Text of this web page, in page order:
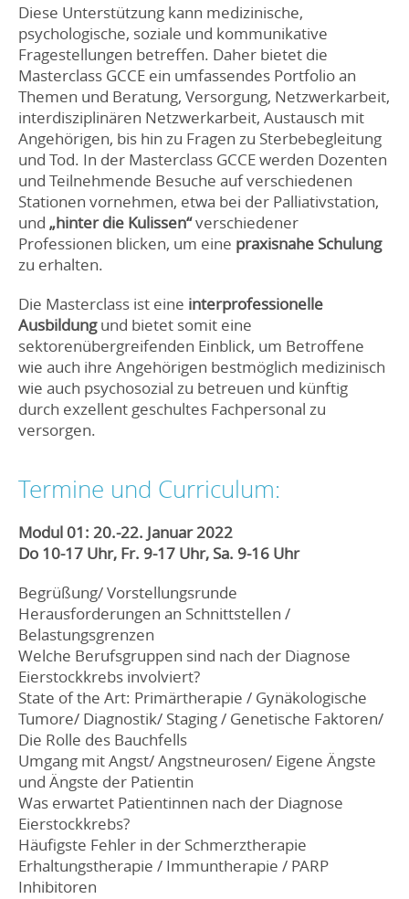
Diese Unterstützung kann medizinische,
psychologische, soziale und kommunikative
Fragestellungen betreffen. Daher bietet die
Masterclass GCCE ein umfassendes Portfolio an
Themen und Beratung, Versorgung, Netzwerkarbeit,
interdisziplinären Netzwerkarbeit, Austausch mit
Angehörigen, bis hin zu Fragen zu Sterbebegleitung
und Tod. In der Masterclass GCCE werden Dozenten
und Teilnehmende Besuche auf verschiedenen
Stationen vornehmen, etwa bei der Palliativstation,
und „hinter die Kulissen“verschiedener
Professionen blicken, um eine praxisnahe Schulung
zu erhalten.
Die Masterclass ist eine interprofessionelle
Ausbildungund bietet somit eine
sektorenübergreifenden Einblick, um Betroffene
wie auch ihre Angehörigen bestmöglich medizinisch
wie auch psychosozial zu betreuen und künftig
durch exzellent geschultes Fachpersonal zu
versorgen.
Termine und Curriculum:
Modul 01: 20.-22. Januar 2022
Do 10-17 Uhr, Fr. 9-17 Uhr, Sa. 9-16 Uhr
Begrüßung/ Vorstellungsrunde
Herausforderungen an Schnittstellen /
Belastungsgrenzen
Welche Berufsgruppen sind nach der Diagnose
Eierstockkrebs involviert?
State of the Art: Primärtherapie / Gynäkologische
Tumore/ Diagnostik/ Staging / Genetische Faktoren/
Die Rolle des Bauchfells
Umgang mit Angst/ Angstneurosen/ Eigene Ängste
und Ängste der Patientin
Was erwartet Patientinnen nach der Diagnose
Eierstockkrebs?
Häufigste Fehler in der Schmerztherapie
Erhaltungstherapie / Immuntherapie / PARP
Inhibitoren